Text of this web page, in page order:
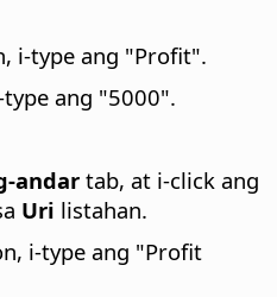
i-type ang "Profit".
ang "5000".
andar tab, at i-click ang
Uri listahan.
i-type ang "Profit